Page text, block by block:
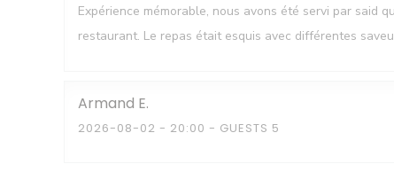
Expérience mémorable, nous avons été servi par said
restaurant. Le repas était esquis avec différentes
Armand E
2026-08-02 - 20:00 - GUESTS 5